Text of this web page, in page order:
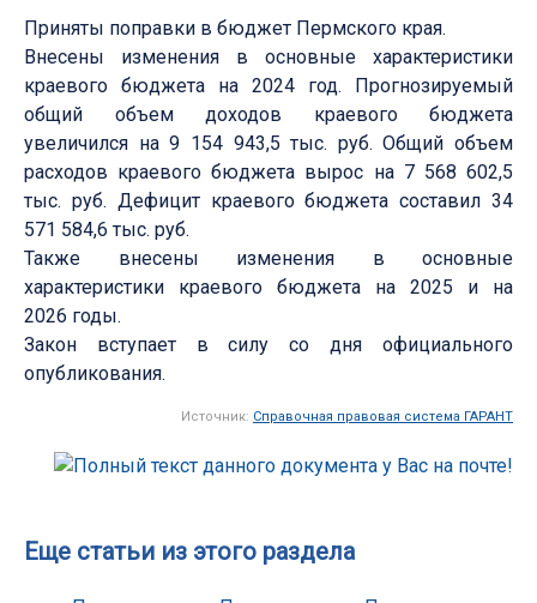
Приняты поправки в бюджет Пермского края.
Внесены изменения в основные характеристики
краевого бюджета на 2024 год. Прогнозируемый
общий объем доходов краевого бюджета
увеличился на 9 154 943,5 тыс. руб. Общий объем
расходов краевого бюджета вырос на 7 568 602,5
тыс. руб. Дефицит краевого бюджета составил 34
571 584,6 тыс. руб.
Также внесены изменения в основные
характеристики краевого бюджета на 2025 и на
2026 годы.
Закон вступает в силу со дня официального
опубликования.
Источник: Справочная правовая система ГАРАНТ
Еще статьи из этого раздела